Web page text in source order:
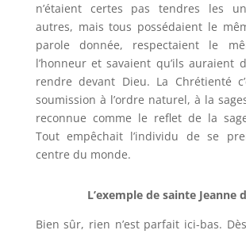
n’étaient certes pas tendres les
autres, mais tous possédaient le
parole donnée, respectaient le
l’honneur et savaient qu’ils auraient
rendre devant Dieu. La Chrétienté
soumission à l’ordre naturel, à la
reconnue comme le reflet de la
Tout empêchait l’individu de se
centre du monde.
L’exemple de sainte Jeanne
Bien sûr, rien n’est parfait ici-bas. Dès